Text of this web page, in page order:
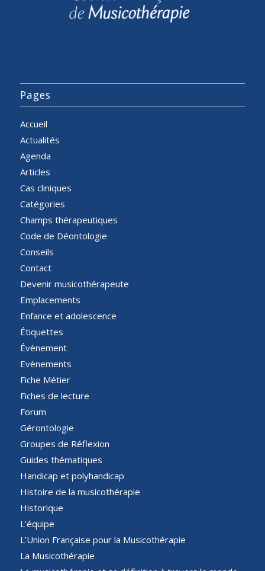
Pages
Accueil
Actualités
Agenda
Articles
Cas cliniques
Catégories
Champs thérapeutiques
Code de Déontologie
Conseils
Contact
Devenir musicothérapeute
Emplacements
Enfance et adolescence
Étiquettes
Évènement
Evènements
Fiche Métier
Fiches de lecture
Forum
Gérontologie
Groupes de Réflexion
Guides thématiques
Handicap et polyhandicap
Histoire de la musicothérapie
Historique
L’équipe
L’Union Française pour la Musicothérapie
La Musicothérapie